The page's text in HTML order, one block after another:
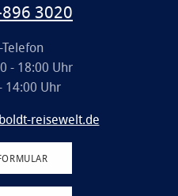
3020
- 18:00 Uhr
14:00 Uhr
reisewelt.de